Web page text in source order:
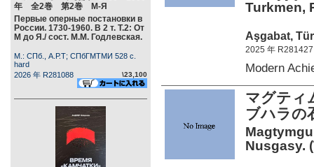
年 全2巻 第2巻 М-Я
Первые оперные постановки в
России. 1730-1960. В 2 т. Т.2: От
М до Я./ сост. М.М. Годлевская.
М.: СПб., А.Р.Т; СПбГМТМИ 528 c.
hard
2026 年 R281088
\23,100
Turkmen,
Aşgabat,
2025 年 R281427
Modern
マグテ
ブハラ
Nusgasy.